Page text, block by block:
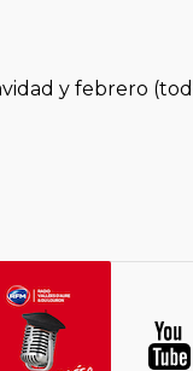
y febrero